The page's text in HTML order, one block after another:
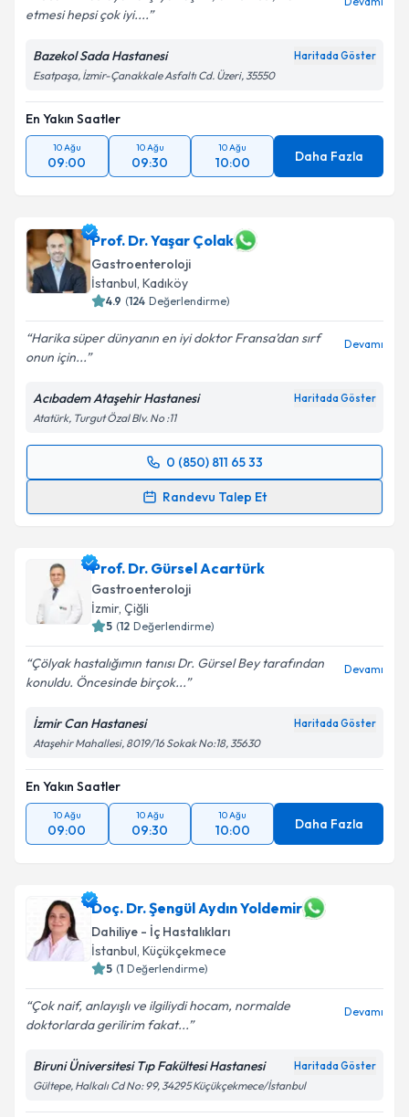
etmesi hepsi çok iyi....
Bazekol Sada Hastanesi Haritada Göster
Esatpaşa, İzmir-Çanakkale Asfaltı Cd. Üzeri, 35550
En Yakın Saatler
10 Ağu
09:00
10 Ağu
09:30
10 Ağu
10:00 Daha Fazla
Prof. Dr. Yaşar Çolak
Gastroenteroloji
İstanbul, Kadıköy
4.9 (124 Değerlendirme)
Harika süper dünyanın en iyi doktor Fransa’dan sırf
onun için...
Devamı
Acıbadem Ataşehir Hastanesi Haritada Göster
Atatürk, Turgut Özal Blv. No :11
0 (850) 811 65 33
Randevu Talep Et
Randevu Takvimi Talebi
takvim hazırlandığında e-posta ile bilgilendireceğiz.
E-posta Adresiniz
Kişisel verilerimin işlenmesine ilişkin
kapsamda işlenmesini kabul ediyorum.
Prof. Dr. Gürsel Acartürk
Gastroenteroloji
İzmir, Çiğli
5 (12 Değerlendirme)
Çölyak hastalığımın tanısı Dr. Gürsel Bey tarafından
konuldu. Öncesinde birçok...
Devamı
İzmir Can Hastanesi Haritada Göster
Ataşehir Mahallesi, 8019/16 Sokak No:18, 35630
En Yakın Saatler
10 Ağu
09:00
10 Ağu
09:30
10 Ağu
10:00 Daha Fazla
Doç. Dr. Şengül Aydın Yoldemir
Dahiliye - İç Hastalıkları
İstanbul, Küçükçekmece
5 (1 Değerlendirme)
Çok naif, anlayışlı ve ilgiliydi hocam, normalde
doktorlarda gerilirim fakat...
Devamı
Biruni Üniversitesi Tıp Fakültesi Hastanesi Haritada Göster
Gültepe, Halkalı Cd No: 99, 34295 Küçükçekmece/İstanbul